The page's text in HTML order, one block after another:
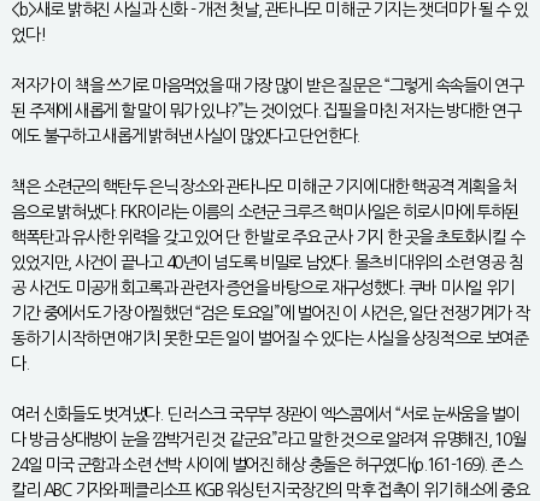
<b>새로 밝혀진 사실과 신화 - 개전 첫날, 관타나모 미 해군 기지는 잿더미가 될 수 있
었다!
저자가 이 책을 쓰기로 마음먹었을 때 가장 많이 받은 질문은 “그렇게 속속들이 연구
된 주제에 새롭게 할 말이 뭐가 있냐?”는 것이었다. 집필을 마친 저자는 방대한 연구
에도 불구하고 새롭게 밝혀낸 사실이 많았다고 단언한다.
책은 소련군의 핵탄두 은닉 장소와 관타나모 미 해군 기지에 대한 핵공격 계획을 처
음으로 밝혀냈다. FKR이라는 이름의 소련군 크루즈 핵미사일은 히로시마에 투하된
핵폭탄과 유사한 위력을 갖고 있어 단 한 발로 주요 군사 기지 한 곳을 초토화시킬 수
있었지만, 사건이 끝나고 40년이 넘도록 비밀로 남았다. 몰츠비 대위의 소련 영공 침
공 사건도 미공개 회고록과 관련자 증언을 바탕으로 재구성했다. 쿠바 미사일 위기
기간 중에서도 가장 아찔했던 “검은 토요일”에 벌어진 이 사건은, 일단 전쟁기계가 작
동하기 시작하면 얘기치 못한 모든 일이 벌어질 수 있다는 사실을 상징적으로 보여준
다.
여러 신화들도 벗겨냈다. 딘 러스크 국무부 장관이 엑스콤에서 “서로 눈싸움을 벌이
다 방금 상대방이 눈을 깜박거린 것 같군요”라고 말한 것으로 알려져 유명해진, 10월
24일 미국 군함과 소련 선박 사이에 벌어진 해상 충돌은 허구였다(p.161-169). 존 스
칼리 ABC 기자와 페클리소프 KGB 워싱턴 지국장간의 막후 접촉이 위기 해소에 중요